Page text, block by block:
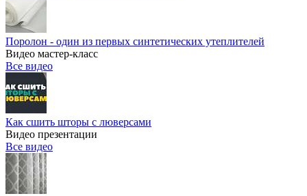
Поролон - один из первых синтетических утеплителей
Видео мастер-класс
Все видео
Как сшить шторы с люверсами
Видео презентации
Все видео